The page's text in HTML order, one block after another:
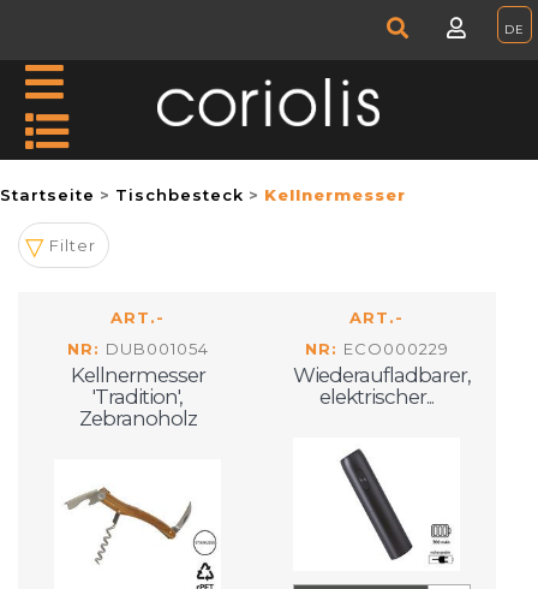
Startseite Tischbesteck Kellnermesser
Filter
ART.-
NR: DUB001054
Kellnermesser
'Tradition',
Zebranoholz
ART.-
NR: ECO000229
Wiederaufladbarer,
elektrischer...